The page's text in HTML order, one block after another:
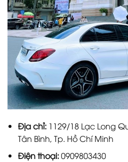
Địa chỉ: 1129/18 Lạc Long
Tân Bình, Tp. Hồ Chí Minh
Điện thoại:0909803430